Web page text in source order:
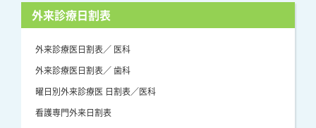
外来診療日割表
外来診療医日割表／ 医科
外来診療医日割表／ 歯科
曜日別外来診療医 日割表／医科
看護専門外来日割表